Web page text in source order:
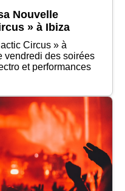
Nouvelle
» à Ibiza
Circus » à
vendredi des soirées
et performances